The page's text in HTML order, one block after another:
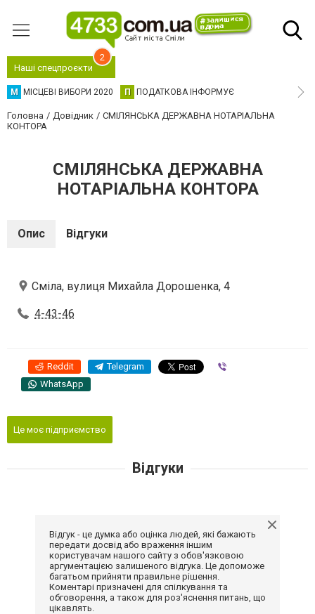
Наші спецпроєкти
2
М МІСЦЕВІ ВИБОРИ 2020 П ПОДАТКОВА ІНФОРМУЄ
Головна Довідник
СМІЛЯНСЬКА ДЕРЖАВНА НОТАРІАЛЬНА
КОНТОРА
СМІЛЯНСЬКА ДЕРЖАВНА
НОТАРІАЛЬНА КОНТОРА
Опис Відгуки
Сміла, вулиця Михайла Дорошенка, 4
4-43-46
Reddit Telegram
WhatsApp
Це моє підприємство
Відгуки
Відгук - це думка або оцінка людей, які бажають
передати досвід або враження іншим
користувачам нашого сайту з обов'язковою
аргументацією залишеного відгука. Це допоможе
багатьом прийняти правильне рішення.
Коментарі призначені для спілкування та
обговорення, а також для роз'яснення питань, що
цікавлять.